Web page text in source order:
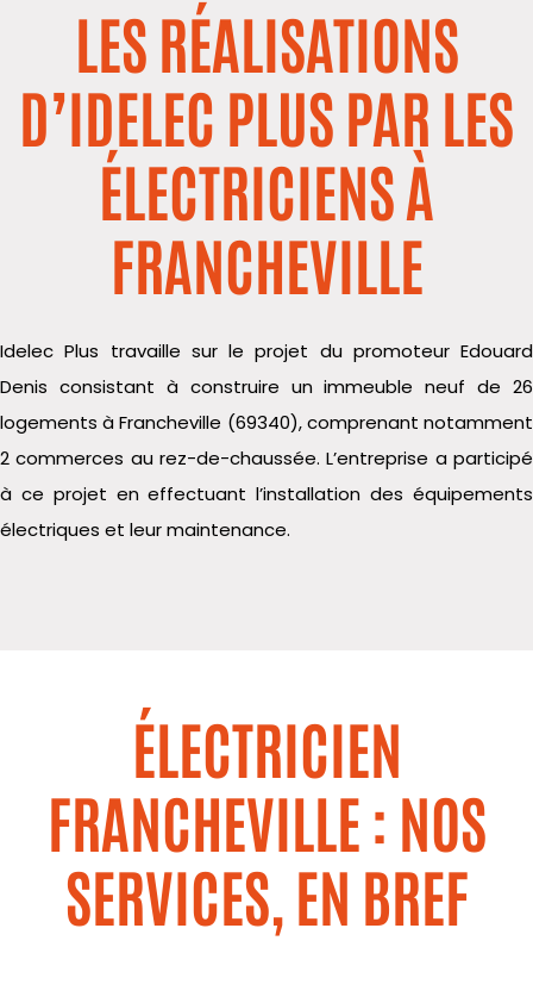
LES RÉALISATIONS
D’IDELEC PLUS PAR LES
ÉLECTRICIENS À
FRANCHEVILLE
Idelec Plus travaille sur le projet du promoteur Edouard
Denis consistant à construire un immeuble neuf de 26
logements à Francheville (69340), comprenant notamment
2 commerces au rez-de-chaussée. L’entreprise a participé
à ce projet en effectuant l’installation des équipements
électriques et leur maintenance.
ÉLECTRICIEN
FRANCHEVILLE : NOS
SERVICES, EN BREF